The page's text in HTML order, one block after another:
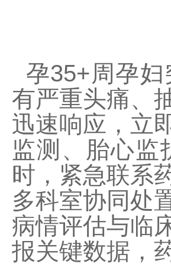
孕35+周孕
有严重头痛、
迅速响应，立
监测、胎心监
时，紧急联系
多科室协同处
病情评估与临
报关键数据，